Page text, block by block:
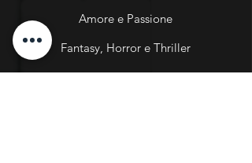
Amore e Passione
Fantasy, Horror e Thriller
Bambini e Ragazzi